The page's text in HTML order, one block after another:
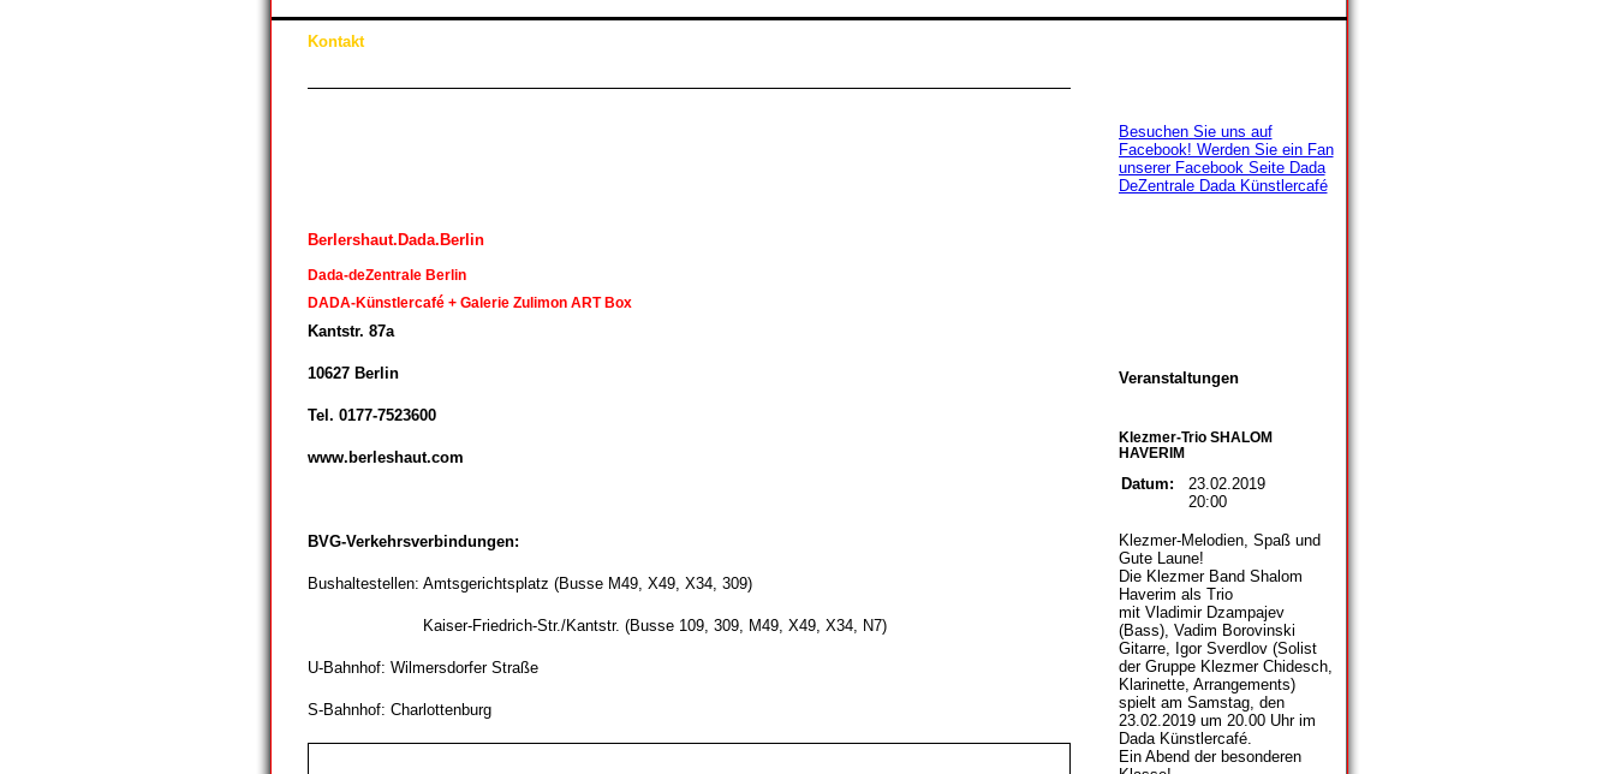
Kontakt
Berlershaut.Dada.Berlin
Dada-deZentrale Berlin
DADA-Künstlercafé + Galerie Zulimon ART Box
Kantstr. 87a
10627 Berlin
Tel. 0177-7523600
www.berleshaut.com
BVG-Verkehrsverbindungen:
Bushaltestellen: Amtsgerichtsplatz (Busse M49, X49, X34, 309)
Kaiser-Friedrich-Str./Kantstr. (Busse 109, 309, M49, X49, X34, N7)
U-Bahnhof: Wilmersdorfer Straße
S-Bahnhof: Charlottenburg
Besuchen Sie uns auf
Facebook! Werden Sie ein Fan
unserer Facebook Seite Dada
DeZentrale Dada Künstlercafé
Veranstaltungen
Klezmer-Trio SHALOM
HAVERIM
Datum:
23.02.2019
20:00
Klezmer-Melodien, Spaß und
Gute Laune!
Die Klezmer Band Shalom
Haverim als Trio
mit Vladimir Dzampajev
(Bass), Vadim Borovinski
Gitarre, Igor Sverdlov (Solist
der Gruppe Klezmer Chidesch,
Klarinette, Arrangements)
spielt am Samstag, den
23.02.2019 um 20.00 Uhr im
Dada Künstlercafé.
Ein Abend der besonderen